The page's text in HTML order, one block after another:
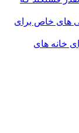
های خاص برای
خانه های